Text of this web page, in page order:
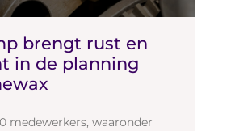
brengt rust en
in de planning
medewerkers, waaronder